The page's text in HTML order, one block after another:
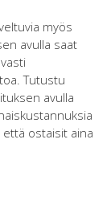
myös
avulla saat
Tutustu
avulla
ostaisit aina